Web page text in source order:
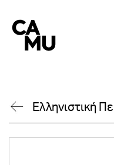
content
Ελληνιστική